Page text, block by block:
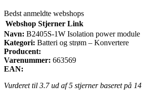
Bedst anmeldte webshops
Webshop Stjerner Link
Navn: B2405S-1W Isolation power module
Kategori: Batteri og strøm – Konvertere
Producent:
Varenummer: 663569
EAN:
Vurderet til 3.7ud af 5 stjerner baseret på 14